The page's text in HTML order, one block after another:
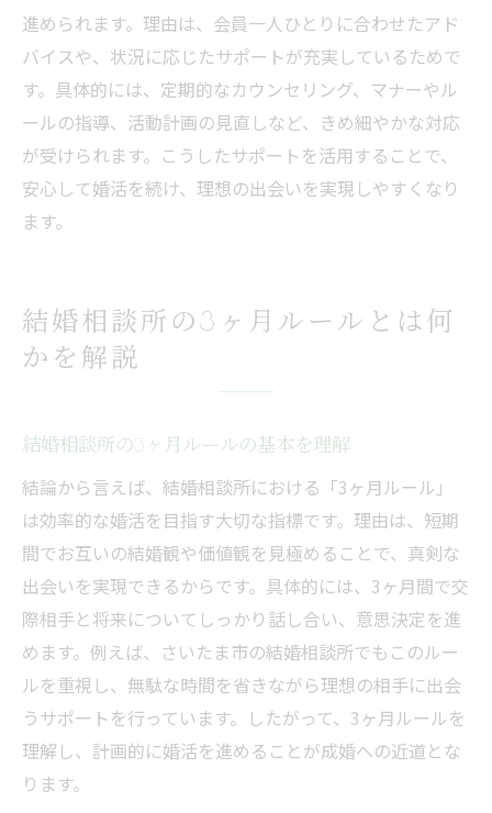
進められます。理由は、会員一人ひとりに合わせたアド
バイスや、状況に応じたサポートが充実しているためで
す。具体的には、定期的なカウンセリング、マナーやル
ールの指導、活動計画の見直しなど、きめ細やかな対応
が受けられます。こうしたサポートを活用することで、
安心して婚活を続け、理想の出会いを実現しやすくなり
ます。
結婚相談所の3ヶ月ルールとは何
かを解説
結婚相談所の3ヶ月ルールの基本を理解
結論から言えば、結婚相談所における「3ヶ月ルール」
は効率的な婚活を目指す大切な指標です。理由は、短期
間でお互いの結婚観や価値観を見極めることで、真剣な
出会いを実現できるからです。具体的には、3ヶ月間で交
際相手と将来についてしっかり話し合い、意思決定を進
めます。例えば、さいたま市の結婚相談所でもこのルー
ルを重視し、無駄な時間を省きながら理想の相手に出会
うサポートを行っています。したがって、3ヶ月ルールを
理解し、計画的に婚活を進めることが成婚への近道とな
ります。